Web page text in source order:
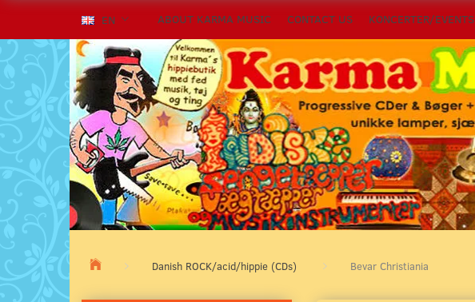
EN ABOUT KARMA MUSIC CONTACT US KONCERTER/EVENTS
Danish ROCK/acid/hippie (CDs) Bevar Christiania